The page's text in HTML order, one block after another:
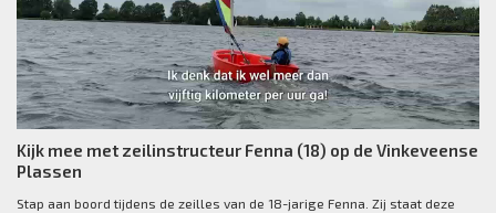
Kijk mee met zeilinstructeur Fenna (18) op de Vinkeveense
Plassen
Stap aan boord tijdens de zeilles van de 18-jarige Fenna. Zij staat deze